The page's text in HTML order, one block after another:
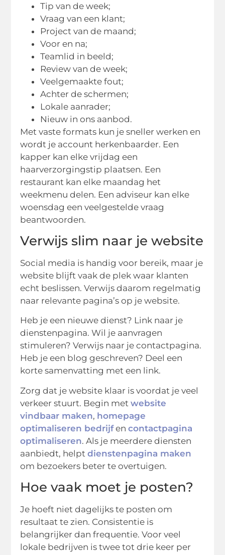
Tip van de week;
Vraag van een klant;
Project van de maand;
Voor en na;
Teamlid in beeld;
Review van de week;
Veelgemaakte fout;
Achter de schermen;
Lokale aanrader;
Nieuw in ons aanbod.
Met vaste formats kun je sneller werken en
wordt je account herkenbaarder. Een
kapper kan elke vrijdag een
haarverzorgingstip plaatsen. Een
restaurant kan elke maandag het
weekmenu delen. Een adviseur kan elke
woensdag een veelgestelde vraag
beantwoorden.
Verwijs slim naar je website
Social media is handig voor bereik, maar je
website blijft vaak de plek waar klanten
echt beslissen. Verwijs daarom regelmatig
naar relevante pagina’s op je website.
Heb je een nieuwe dienst? Link naar je
dienstenpagina. Wil je aanvragen
stimuleren? Verwijs naar je contactpagina.
Heb je een blog geschreven? Deel een
korte samenvatting met een link.
Zorg dat je website klaar is voordat je veel
verkeer stuurt. Begin metwebsite
vindbaar maken, homepage
optimaliseren bedrijfencontactpagina
optimaliseren. Als je meerdere diensten
aanbiedt, helptdienstenpagina maken
om bezoekers beter te overtuigen.
Hoe vaak moet je posten?
Je hoeft niet dagelijks te posten om
resultaat te zien. Consistentie is
belangrijker dan frequentie. Voor veel
lokale bedrijven is twee tot drie keer per